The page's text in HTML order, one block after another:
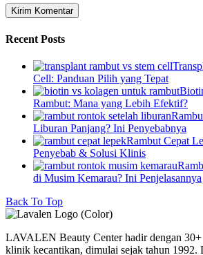
Recent Posts
Cell: Panduan Pilih yang Tepat
Rambut: Mana yang Lebih Efektif?
Liburan Panjang? Ini Penyebabnya
Rambut Cepat
Penyebab & Solusi Klinis
di Musim Kemarau? Ini Penjelasannya
Back To Top
LAVALEN Beauty Center hadir dengan 30+
klinik kecantikan, dimulai sejak tahun